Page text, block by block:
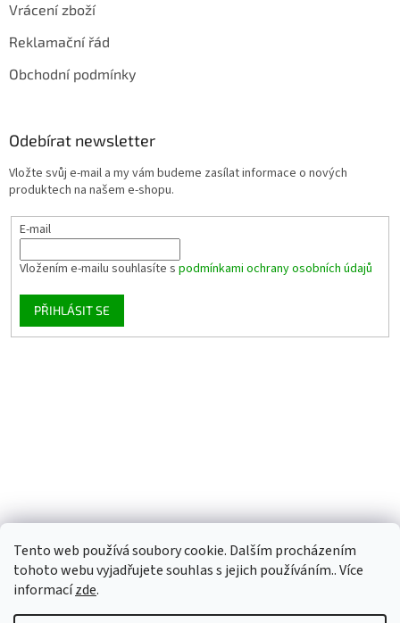
Tento web používá soubory cookie. Dalším procházením
tohoto webu vyjadřujete souhlas s jejich používáním.. Více
informacízde.
Vrácení zboží
Reklamační řád
Obchodní podmínky
Odebírat newsletter
Vložte svůj e-mail a my vám budeme zasílat informace o nových
produktech na našem e-shopu.
E-mail
Vložením e-mailu souhlasíte s podmínkami ochrany osobních údajů
PŘIHLÁSIT SE